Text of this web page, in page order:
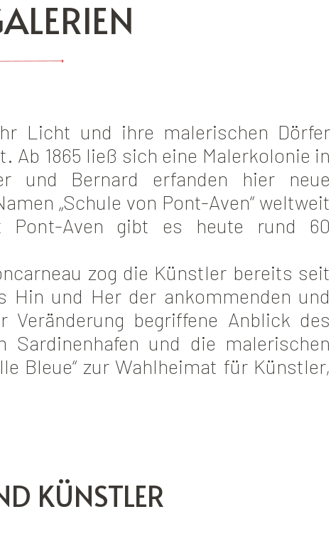
Licht und ihre malerischen Dörfer
1865 ließ sich eine Malerkolonie in
und Bernard erfanden hier neue
„Schule von Pont-Aven“ weltweit
Pont-Aven gibt es heute rund 60
zog die Künstler bereits seit
Hin und Her der ankommenden und
begriffene Anblick des
Sardinenhafen und die malerischen
Bleue“ zur Wahlheimat für Künstler,
KÜNSTLER